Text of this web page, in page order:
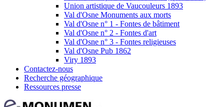
Union artistique de Vaucouleurs 1893
Val d'Osne Monuments aux morts
Val d'Osne n° 1 - Fontes de bâtiment
Val d'Osne n° 2 - Fontes d'art
Val d'Osne n° 3 - Fontes religieuses
Val d'Osne Pub 1862
Viry 1893
Contactez-nous
Recherche géographique
Ressources presse